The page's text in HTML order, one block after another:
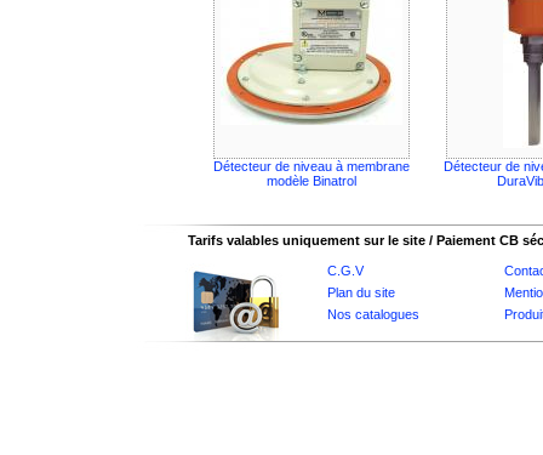
Détecteur de niveau à membrane
modèle Binatrol
Détecteur de
Tarifs valables uniquement sur le site / Paiement CB
C.G.V
Plan du site
Nos catalogues